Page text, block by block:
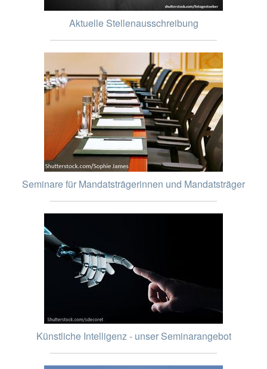
Aktuelle Stellenausschreibung
Seminare für Mandatsträgerinnen und Mandatsträger
Künstliche Intelligenz - unser Seminarangebot